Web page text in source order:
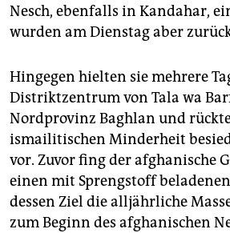
Nesch, ebenfalls in Kandahar,
wurden am Dienstag aber
Hingegen hielten sie mehrere
Distriktzentrum von Tala wa
Nordprovinz Baghlan und
ismailitischen Minderheit
vor. Zuvor fing der afghanische
einen mit Sprengstoff
dessen Ziel die alljährliche
zum Beginn des afghanischen